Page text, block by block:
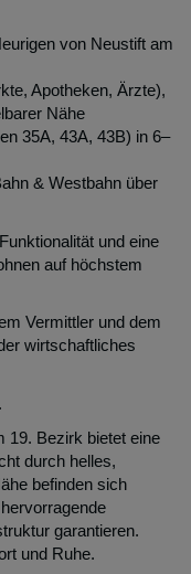
von Neustift am
Apotheken, Ärzte),
Nähe
35A, 43A, 43B) in 6–
& Westbahn über
und eine
auf höchstem
Vermittler und dem
wirtschaftliches
19. Bezirk bietet eine
durch helles,
befinden sich
garantieren.
und Ruhe.